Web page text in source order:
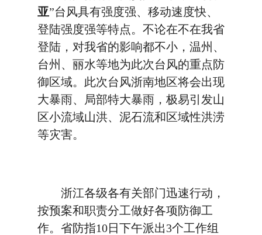
亚”台风具有强度强、移动速度快、
登陆强度强等特点。不论在不在我省
登陆，对我省的影响都不小，温州、
台州、丽水等地为此次台风的重点防
御区域。此次台风浙南地区将会出现
大暴雨、局部特大暴雨，极易引发山
区小流域山洪、泥石流和区域性洪涝
等灾害。
浙江各级各有关部门迅速行动，
按预案和职责分工做好各项防御工
作。省防指10日下午派出3个工作组